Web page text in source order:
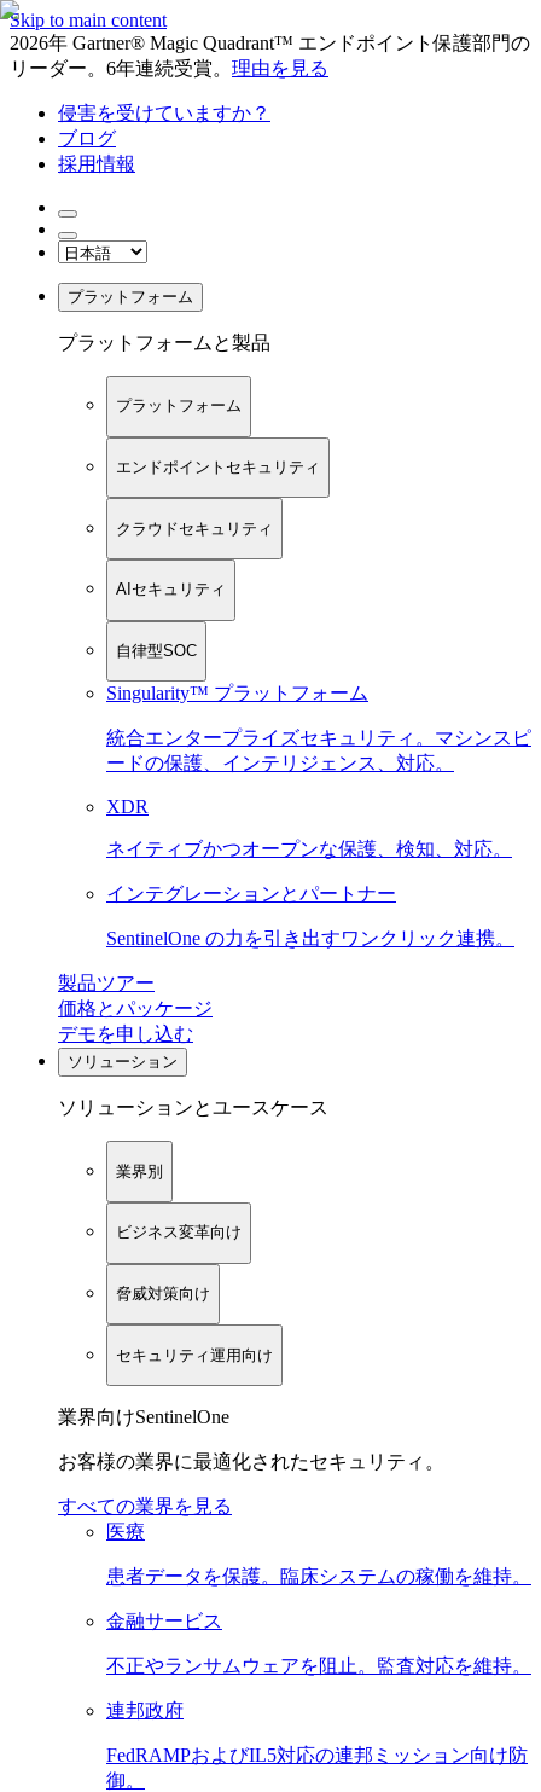
Skip to main content
2026年 Gartner® Magic Quadrant™ エンドポイント保護部門の
リーダー。6年連続受賞。 理由を見る
侵害を受けていますか？
ブログ
採用情報
プラットフォーム
プラットフォームと製品
プラットフォーム
エンドポイントセキュリティ
クラウドセキュリティ
AIセキュリティ
自律型SOC
Singularity™ プラットフォーム
統合エンタープライズセキュリティ。マシンスピ
ードの保護、インテリジェンス、対応。
XDR
ネイティブかつオープンな保護、検知、対応。
インテグレーションとパートナー
SentinelOne の力を引き出すワンクリック連携。
製品ツアー
価格とパッケージ
デモを申し込む
ソリューション
ソリューションとユースケース
業界別
ビジネス変革向け
脅威対策向け
セキュリティ運用向け
業界向けSentinelOne
お客様の業界に最適化されたセキュリティ。
すべての業界を見る
医療
患者データを保護。臨床システムの稼働を維持。
金融サービス
不正やランサムウェアを阻止。監査対応を維持。
連邦政府
FedRAMPおよびIL5対応の連邦ミッション向け防
御。